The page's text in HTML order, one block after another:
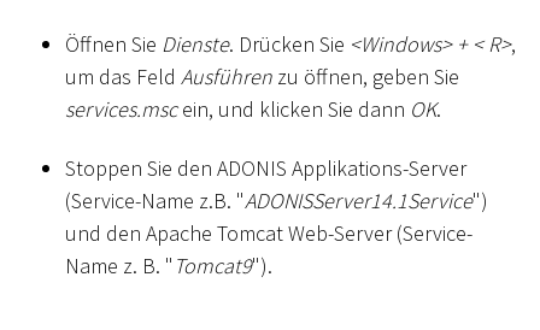
Öffnen Sie Dienste. Drücken Sie <Windows>+ <R>,
um das Feld Ausführen zu öffnen, geben Sie
services.mscein, und klicken Sie dann OK.
Stoppen Sie den ADONIS Applikations-Server
(Service-Name z.B. "ADONISServer14.1Service")
und den Apache Tomcat Web-Server (Service-
Name z. B. " Tomcat9").